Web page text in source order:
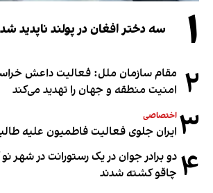
۱ سه دختر افغان در پولند ناپدید
۲ مقام سازمان ملل: فعالیت داعش
امنیت منطقه و جهان را تهدید می‌کند
۳ اختصاصی
ایران جلوی فعالیت فاطمیون علیه
۴ دو برادر جوان در یک رستورانت در شهر
چاقو کشته شدند